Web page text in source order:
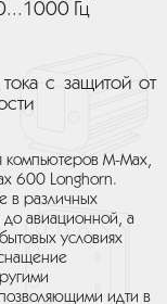
Гц
c защитой от
компьютеров М-Мах,
600 Longhorn.
в различных
авиационной, а
условиях
идти в